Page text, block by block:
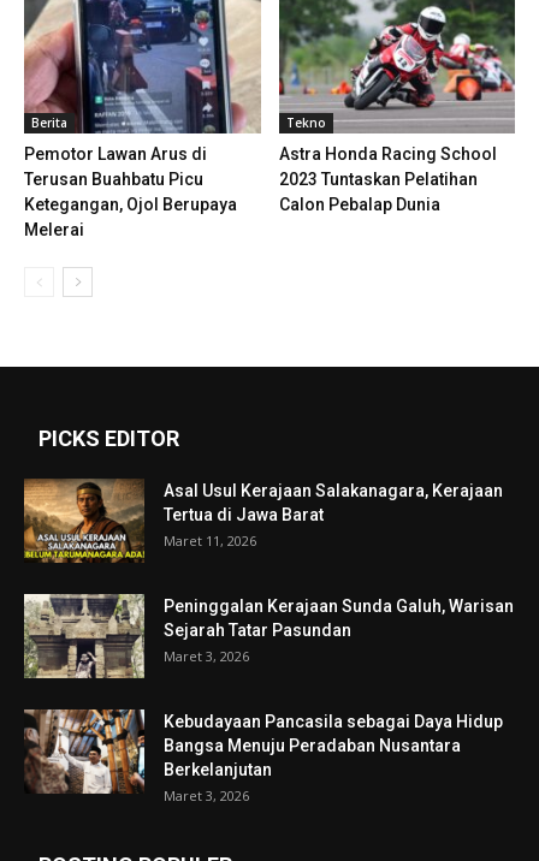
Berita
Pemotor Lawan Arus di
Terusan Buahbatu Picu
Ketegangan, Ojol Berupaya
Melerai
Tekno
Astra Honda Racing School
2023 Tuntaskan Pelatihan
Calon Pebalap Dunia
PICKS EDITOR
Asal Usul Kerajaan Salakanagara, Kerajaan
Tertua di Jawa Barat
Maret 11, 2026
Peninggalan Kerajaan Sunda Galuh, Warisan
Sejarah Tatar Pasundan
Maret 3, 2026
Kebudayaan Pancasila sebagai Daya Hidup
Bangsa Menuju Peradaban Nusantara
Berkelanjutan
Maret 3, 2026